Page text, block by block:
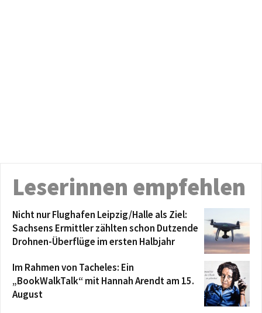
Leserinnen empfehlen
Nicht nur Flughafen Leipzig/Halle als Ziel:
Sachsens Ermittler zählten schon Dutzende
Drohnen-Überflüge im ersten Halbjahr
Im Rahmen von Tacheles: Ein
„BookWalkTalk“ mit Hannah Arendt am 15.
August